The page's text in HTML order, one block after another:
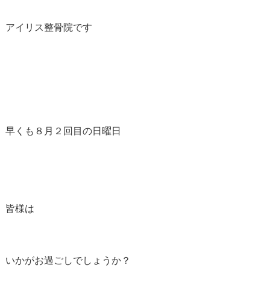
アイリス整骨院です
早くも８月２回目の日曜日
皆様は
いかがお過ごしでしょうか？